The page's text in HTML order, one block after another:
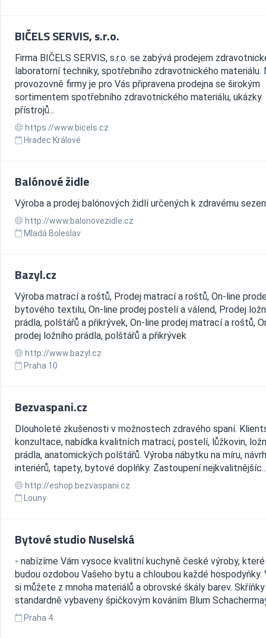
BIČELS SERVIS, s.r.o.
Firma BIČELS SERVIS, s.r.o. se zabývá prodejem
laboratorní techniky, spotřebního zdravotnického materiálu.
provozovně firmy je pro Vás připravena prodejna se širokým
sortimentem spotřebního zdravotnického materiálu, ukázky
přístrojů...
https://www.bicels.cz
Hradec Králové
Balónové židle
Výroba a prodej balónových židlí určených k zdravému
http://www.balonovezidle.cz
Mladá Boleslav
Bazyl.cz
Výroba matrací a roštů, Prodej matrací a roštů, On-line
bytového textilu, On-line prodej postelí a válend, Prodej
prádla, polštářů a přikrývek, On-line prodej matrací a roštů,
prodej ložního prádla, polštářů a přikrývek
http://www.bazyl.cz
Praha 10
Bezvaspani.cz
Dlouholeté zkušenosti v možnostech zdravého spaní.
konzultace, nabídka kvalitních matrací, postelí, lůžkovin,
prádla, anatomických polštářů. Výroba nábytku na míru, návrh
interiérů, tapety, bytové doplňky. Zastoupení
http://eshop.bezvaspani.cz
Louny
Bytové studio Nuselská
- nabízíme Vám vysoce kvalitní kuchyně české výroby,
budou ozdobou Vašeho bytu a chloubou každé hospodyňky.
si můžete z mnoha materiálů a obrovské škály barev.
standardně vybaveny špičkovým kováním Blum
Praha 4